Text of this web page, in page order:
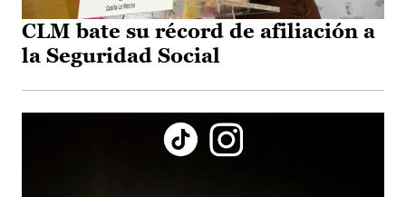
CLM bate su récord de afiliación a
la Seguridad Social